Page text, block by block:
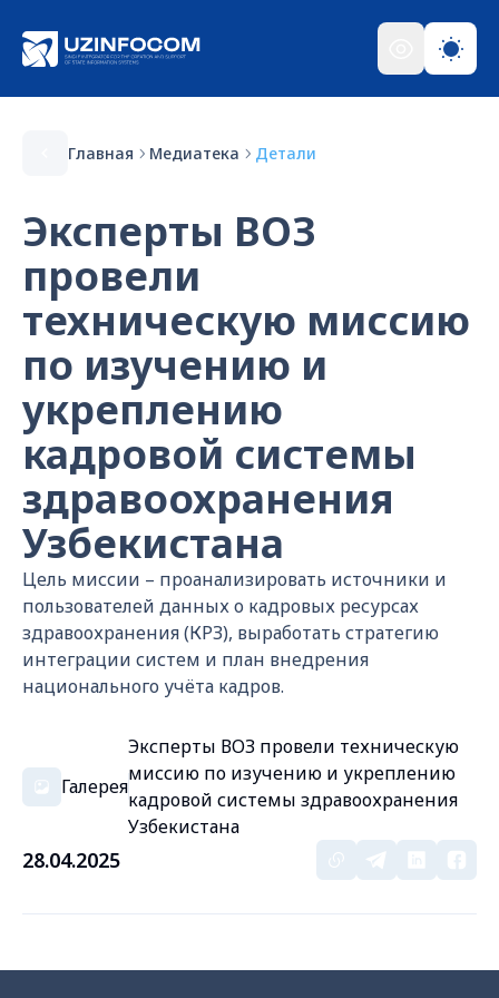
Главная Медиатека Детали
Эксперты ВОЗ
провели
техническую миссию
по изучению и
укреплению
кадровой системы
здравоохранения
Узбекистана
Цель миссии – проанализировать источники и
пользователей данных о кадровых ресурсах
здравоохранения (КРЗ), выработать стратегию
интеграции систем и план внедрения
национального учёта кадров.
Галерея
Эксперты ВОЗ провели техническую
миссию по изучению и укреплению
кадровой системы здравоохранения
Узбекистана
28.04.2025